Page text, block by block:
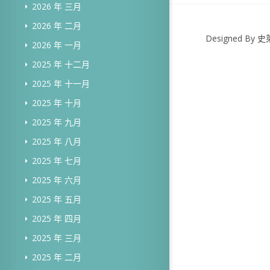
2026 年 三月
2026 年 二月
2026 年 一月
2025 年 十二月
2025 年 十一月
2025 年 十月
2025 年 九月
2025 年 八月
2025 年 七月
2025 年 六月
2025 年 五月
2025 年 四月
2025 年 三月
2025 年 二月
Designed By 史